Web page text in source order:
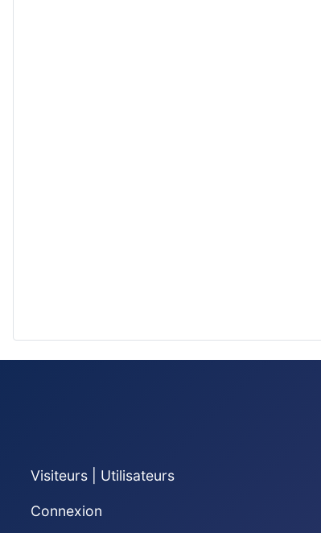
Visiteurs | Utilisateurs
Connexion